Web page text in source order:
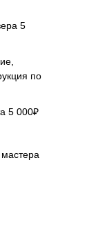
5
по
5 000₽